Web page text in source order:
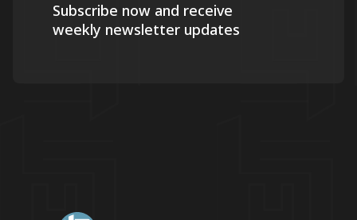
Subscribe now and receive
weekly newsletter updates